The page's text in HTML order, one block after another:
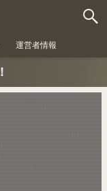
運営者情報